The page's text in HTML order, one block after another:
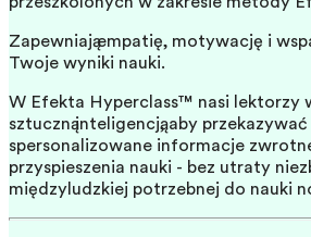
Zapewniają empatię, motywację i
Twoje wyniki nauki.
W Efekta Hyperclass™ nasi lektorzy
sztuczną inteligencją, aby
spersonalizowane informacje
przyspieszenia nauki - bez utraty
międzyludzkiej potrzebnej do nauki